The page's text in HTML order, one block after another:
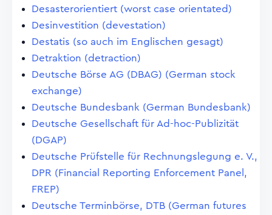
Desasterorientiert (worst case orientated)
Desinvestition (devestation)
Destatis (so auch im Englischen gesagt)
Detraktion (detraction)
Deutsche Börse AG (DBAG) (German stock
exchange)
Deutsche Bundesbank (German Bundesbank)
Deutsche Gesellschaft für Ad-hoc-Publizität
(DGAP)
Deutsche Prüfstelle für Rechnungslegung e. V.,
DPR (Financial Reporting Enforcement Panel,
FREP)
Deutsche Terminbörse, DTB (German futures